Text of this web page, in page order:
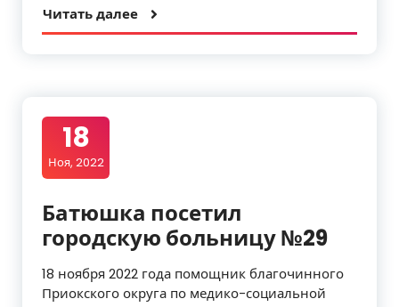
Читать далее
18
Ноя, 2022
Батюшка посетил
городскую больницу №29
18 ноября 2022 года помощник благочинного
Приокского округа по медико-социальной